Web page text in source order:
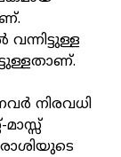
നിരവധി